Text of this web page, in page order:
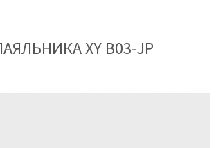
XY B03-JP